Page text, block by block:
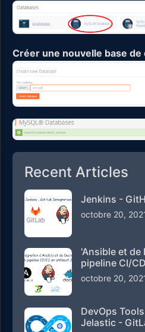
Créer une nouvelle base de
Recent Articles
Jenkins -
octobre 20,
'Ansible et de
pipeline CI/
octobre 20,
DevOps
Jelastic -